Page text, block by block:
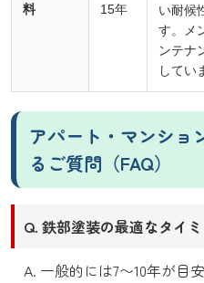
料
15年
い耐候
す。メ
ンテナ
してい
アパート・マンショ
るご質問（FAQ）
Q. 鉄部塗装の最適なタイ
A. 一般的には7〜10年が目